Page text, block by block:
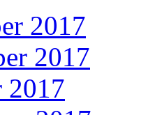
2017
2017
2017